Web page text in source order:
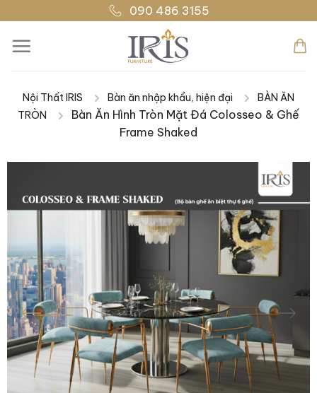
qua
nội
090 486 3155
Nội Thất IRIS | Bàn ăn nhập khẩu, hiện đại |
BÀN ĂN
TRÒN
|
Bàn Ăn Hình Tròn Mặt Đá Colosseo & Ghế
Frame Shaked